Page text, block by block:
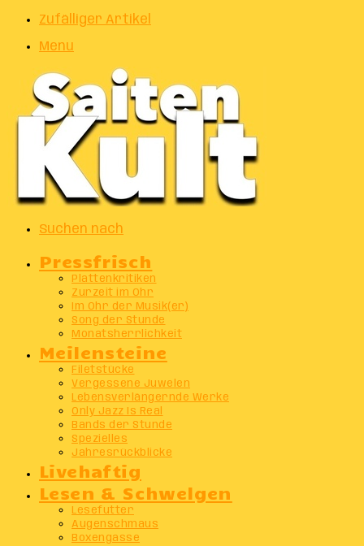
Zufälliger Artikel
Menu
Suchen nach
Pressfrisch
Plattenkritiken
Zurzeit im Ohr
Im Ohr der Musik(er)
Song der Stunde
Monatsherrlichkeit
Meilensteine
Filetstücke
Vergessene Juwelen
Lebensverlängernde Werke
Only Jazz Is Real
Bands der Stunde
Spezielles
Jahresrückblicke
Livehaftig
Lesen & Schwelgen
Lesefutter
Augenschmaus
Boxengasse